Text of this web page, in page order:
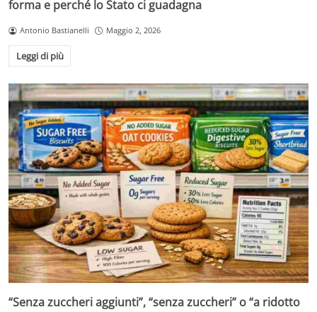
forma e perché lo Stato ci guadagna
Antonio Bastianelli Maggio 2, 2026
Leggi di più
“Senza zuccheri aggiunti”, “senza zuccheri” o “a ridotto